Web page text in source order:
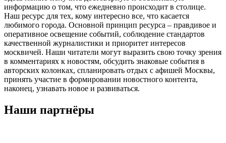
информацию о том, что ежедневно происходит в столице.
Наш ресурс для тех, кому интересно все, что касается
любимого города. Основной принцип ресурса – правдивое и
оперативное освещение событий, соблюдение стандартов
качественной журналистики и приоритет интересов
москвичей. Наши читатели могут выразить свою точку зрения
в комментариях к новостям, обсудить знаковые события в
авторских колонках, спланировать отдых с афишей Москвы,
принять участие в формировании новостного контента,
наконец, узнавать новое и развиваться.
Наши партнёры